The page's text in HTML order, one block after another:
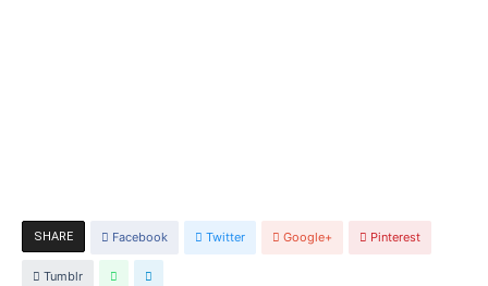
SHARE Facebook Twitter Google+ Pinterest
Tumblr